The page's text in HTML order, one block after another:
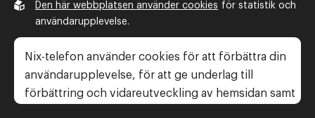
NIX Telefon
NIX addresserat
Reklamombudsmannen
Konsumentverket
Den här webbplatsen använder cookies för statistik och
användarupplevelse.
Nix-telefon använder cookies för att förbättra din
användarupplevelse, för att ge underlag till
förbättring och vidareutveckling av hemsidan samt